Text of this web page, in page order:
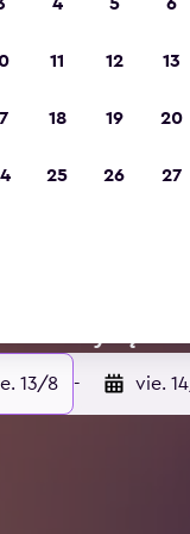
13/8 - vie.
11 12 13
18 19 20
25 26 27